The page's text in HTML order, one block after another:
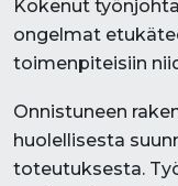
Kokenut
ongelmat
toimenpiteisiin
Onnistuneen
huolellisesta
toteutuksesta.